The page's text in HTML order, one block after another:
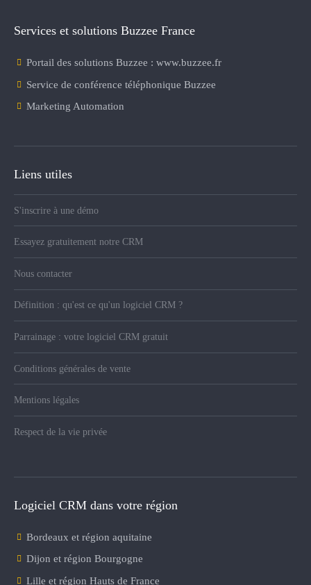
Services et solutions Buzzee France
Portail des solutions Buzzee : www.buzzee.fr
Service de conférence téléphonique Buzzee
Marketing Automation
Liens utiles
S'inscrire à une démo
Essayez gratuitement notre CRM
Nous contacter
Définition : qu'est ce qu'un logiciel CRM ?
Parrainage : votre logiciel CRM gratuit
Conditions générales de vente
Mentions légales
Respect de la vie privée
Logiciel CRM dans votre région
Bordeaux et région aquitaine
Dijon et région Bourgogne
Lille et région Hauts de France